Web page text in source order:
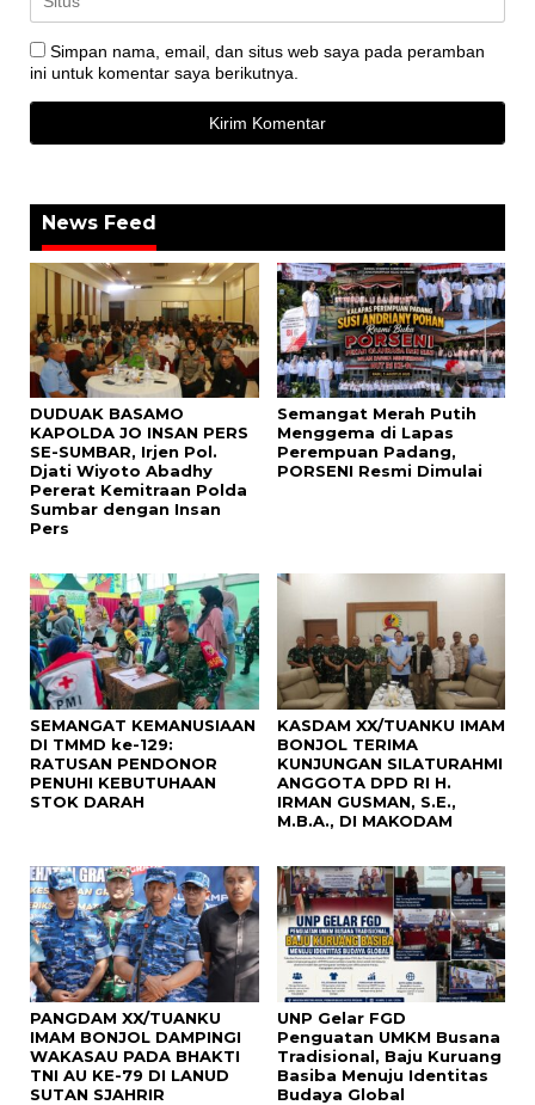
Simpan nama, email, dan situs web saya pada peramban
ini untuk komentar saya berikutnya.
News Feed
DUDUAK BASAMO
KAPOLDA JO INSAN PERS
SE-SUMBAR, Irjen Pol.
Djati Wiyoto Abadhy
Pererat Kemitraan Polda
Sumbar dengan Insan
Pers
Semangat Merah Putih
Menggema di Lapas
Perempuan Padang,
PORSENI Resmi Dimulai
SEMANGAT KEMANUSIAAN
DI TMMD ke-129:
RATUSAN PENDONOR
PENUHI KEBUTUHAAN
STOK DARAH
KASDAM XX/TUANKU IMAM
BONJOL TERIMA
KUNJUNGAN SILATURAHMI
ANGGOTA DPD RI H.
IRMAN GUSMAN, S.E.,
M.B.A., DI MAKODAM
PANGDAM XX/TUANKU
IMAM BONJOL DAMPINGI
WAKASAU PADA BHAKTI
TNI AU KE-79 DI LANUD
SUTAN SJAHRIR
UNP Gelar FGD
Penguatan UMKM Busana
Tradisional, Baju Kuruang
Basiba Menuju Identitas
Budaya Global